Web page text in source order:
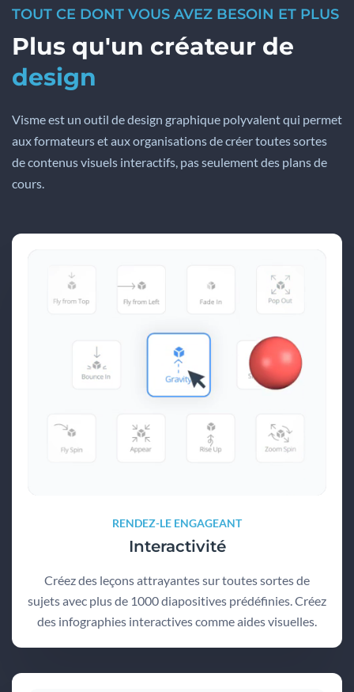
TOUT CE DONT VOUS AVEZ BESOIN ET PLUS
Plus qu'un créateur de
design
Visme est un outil de design graphique polyvalent qui permet
aux formateurs et aux organisations de créer toutes sortes
de contenus visuels interactifs, pas seulement des plans de
cours.
RENDEZ-LE ENGAGEANT
Interactivité
Créez des leçons attrayantes sur toutes sortes de
sujets avec plus de 1000 diapositives prédéfinies. Créez
des infographies interactives comme aides visuelles.